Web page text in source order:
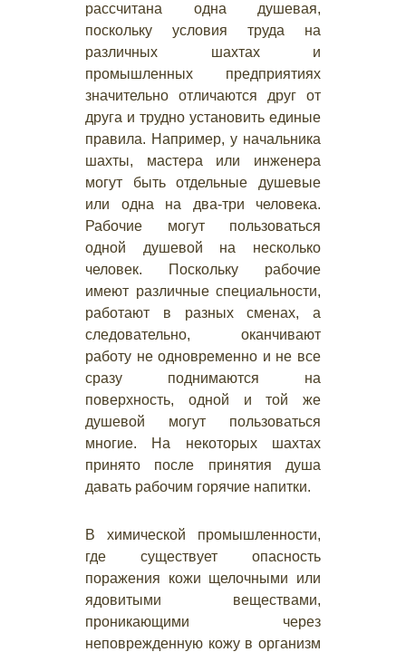
рассчитана одна душевая,
поскольку условия труда на
различных шахтах и
промышленных предприятиях
значительно отличаются друг от
друга и трудно установить единые
правила. Например, у начальника
шахты, мастера или инженера
могут быть отдельные душевые
или одна на два-три человека.
Рабочие могут пользоваться
одной душевой на несколько
человек. Поскольку рабочие
имеют различные специальности,
работают в разных сменах, а
следовательно, оканчивают
работу не одновременно и не все
сразу поднимаются на
поверхность, одной и той же
душевой могут пользоваться
многие. На некоторых шахтах
принято после принятия душа
давать рабочим горячие напитки.
В химической промышленности,
где существует опасность
поражения кожи щелочными или
ядовитыми веществами,
проникающими через
неповрежденную кожу в организм